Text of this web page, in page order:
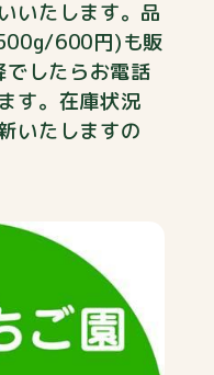
いたします。品
600円)も販
したらお電話
す。在庫状況
いたしますの